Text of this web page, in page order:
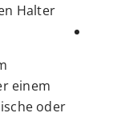
Halter
einem
oder